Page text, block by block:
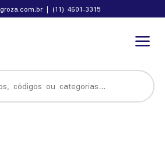
| (11) 4601-3315
a